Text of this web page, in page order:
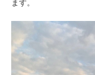
ます。